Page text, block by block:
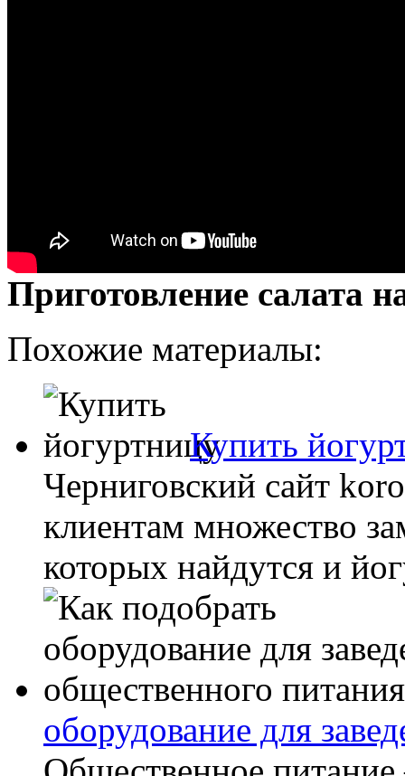
Приготовление салата
Похожие материалы:
Купить
Черниговский сайт
клиентам множество
которых найдутся и
оборудование для